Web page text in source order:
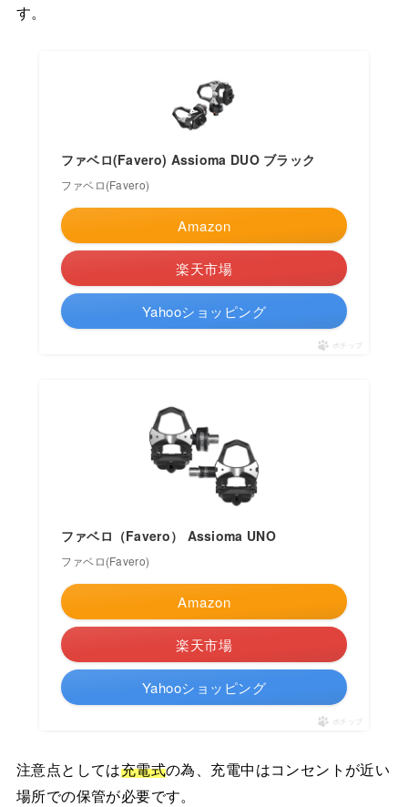
す。
ファベロ(Favero) Assioma DUO ブラック
ファベロ(Favero)
Amazon
楽天市場
Yahooショッピング
ポチップ
ファベロ（Favero） Assioma UNO
ファベロ(Favero)
Amazon
楽天市場
Yahooショッピング
ポチップ
注意点としては充電式の為、充電中はコンセントが近い
場所での保管が必要です。